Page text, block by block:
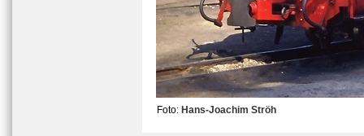
Foto: Hans-Joachim Ströh